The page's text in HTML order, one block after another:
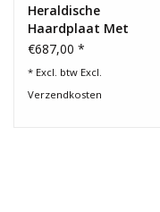
Heraldische
Haardplaat Met
Adelaar In Het Midden
€687,00 *
* Excl. btw Excl.
Verzendkosten